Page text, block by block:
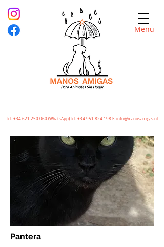
Tel. +34 621 250 060 (WhatsApp) Tel. +34 951 824 198 E. info@manosamigas.nl
Menu
Pantera